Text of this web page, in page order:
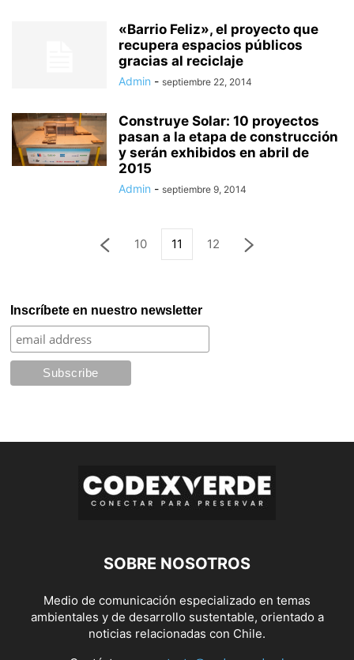
«Barrio Feliz», el proyecto que
recupera espacios públicos
gracias al reciclaje
Admin - septiembre 22, 2014
Construye Solar: 10 proyectos
pasan a la etapa de construcción
y serán exhibidos en abril de
2015
Admin - septiembre 9, 2014
10 11 12
Inscríbete en nuestro newsletter
SOBRE NOSOTROS
Medio de comunicación especializado en temas
ambientales y de desarrollo sustentable, orientado a
noticias relacionadas con Chile.